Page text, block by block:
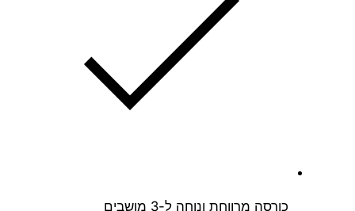
כורסה מרווחת ונוחה ל-3 מושבים